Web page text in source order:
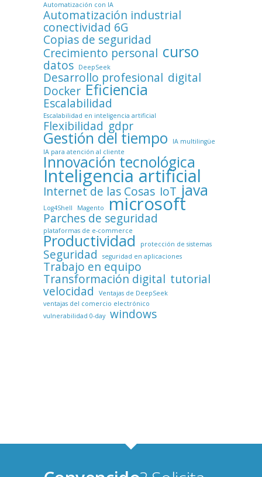
Automatización con IA
Automatización industrial
conectividad 6G
Copias de seguridad
Crecimiento personal curso
datos DeepSeek
Desarrollo profesional digital
Docker Eficiencia
Escalabilidad
Escalabilidad en inteligencia artificial
Flexibilidad gdpr
Gestión del tiempo
IA multilingüe
IA para atención al cliente
Innovación tecnológica
Inteligencia artificial
Internet de las Cosas IoT java
Log4Shell Magento microsoft
Parches de seguridad
plataformas de e-commerce
Productividad protección de sistemas
Seguridad seguridad en aplicaciones
Trabajo en equipo
Transformación digital tutorial
velocidad
Ventajas de DeepSeek
ventajas del comercio electrónico
vulnerabilidad 0-day windows